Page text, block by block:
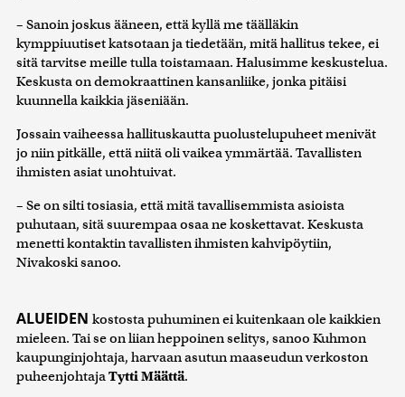
– Sanoin joskus ääneen, että kyllä me täälläkin
kymppiuutiset katsotaan ja tiedetään, mitä hallitus tekee, ei
sitä tarvitse meille tulla toistamaan. Halusimme keskustelua.
Keskusta on demokraattinen kansanliike, jonka pitäisi
kuunnella kaikkia jäseniään.
Jossain vaiheessa hallituskautta puolustelupuheet menivät
jo niin pitkälle, että niitä oli vaikea ymmärtää. Tavallisten
ihmisten asiat unohtuivat.
– Se on silti tosiasia, että mitä tavallisemmista asioista
puhutaan, sitä suurempaa osaa ne koskettavat. Keskusta
menetti kontaktin tavallisten ihmisten kahvipöytiin,
Nivakoski sanoo.
ALUEIDEN kostosta puhuminen ei kuitenkaan ole kaikkien
mieleen. Tai se on liian heppoinen selitys, sanoo Kuhmon
kaupunginjohtaja, harvaan asutun maaseudun verkoston
puheenjohtajaTytti Määttä.